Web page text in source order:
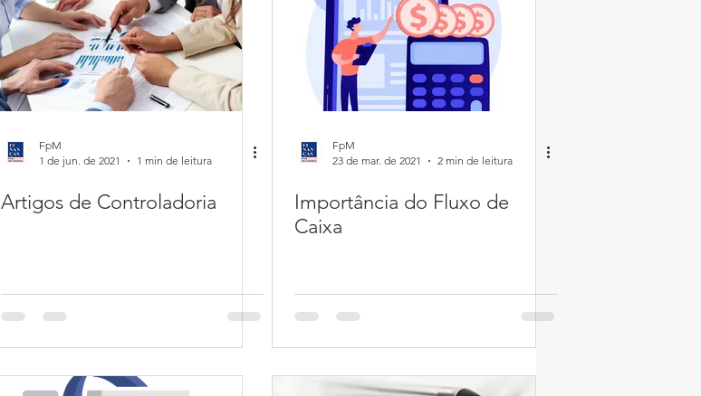
FpM
1 de jun. de 2021
1 min de leitura
Artigos de Controladoria
FpM
23 de mar. de 2021
2 min de leitura
Importância do Fluxo de
Caixa